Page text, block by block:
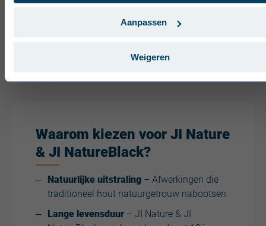
Aanpassen
Weigeren
Português (Portugal)
Waarom kiezen voor JI Nature
& JI NatureBlack?
Natuurlijke uitstraling – Afwerkingen die
traditioneel hout natuurgetrouw nabootsen.
Lange levensduur – JI Nature & JI